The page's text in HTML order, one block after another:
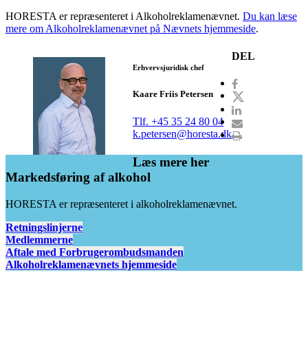
HORESTA er repræsenteret i Alkoholreklamenævnet. Du kan læse
mere om Alkoholreklamenævnet på Nævnets hjemmeside.
Erhvervsjuridisk chef
Kaare Friis Petersen
Tlf. +45 35 24 80 04
k.petersen@horesta.dk
DEL
Læs mere her
Markedsføring af alkohol
HORESTA er repræsenteret i alkoholreklamenævnet.
Retningslinjerne
Medlemmerne
Aftale med Forbrugerombudsmanden
Alkoholreklamenævnets hjemmeside